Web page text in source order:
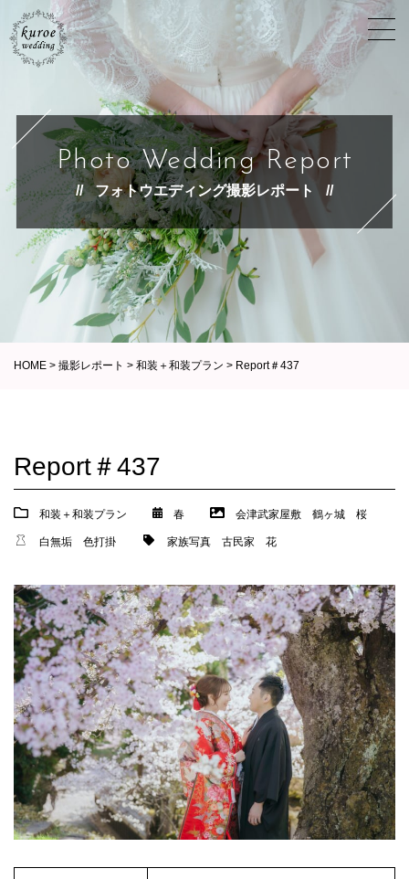
Photo Wedding Report
フォトウエディング撮影レポート
HOME > 撮影レポート > 和装＋和装プラン > Report＃437
Report＃437
和装＋和装プラン 春 会津武家屋敷 鶴ヶ城 桜
白無垢 色打掛 家族写真 古民家 花